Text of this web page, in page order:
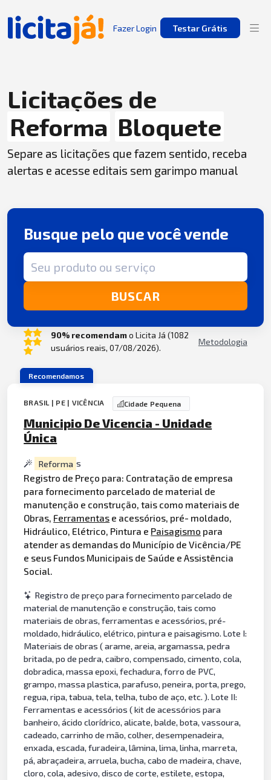
Fazer Login Testar Grátis
Licitações de
Reforma Bloquete
Separe as licitações que fazem sentido, receba
alertas e acesse editais sem garimpo manual
Busque pelo que você vende
Termo de busca
BUSCAR
90% recomendamo Licita Já (1082
usuários reais, 07/08/2026).
Metodologia
Recomendamos
BRASIL | PE | VICÊNCIA Cidade Pequena
Municipio De Vicencia - Unidade
Única
Reforma s
Registro de Preço para: Contratação de empresa
para fornecimento parcelado de material de
manutenção e construção, tais como materiais de
Obras, Ferramentas e acessórios, pré- moldado,
Hidráulico, Elétrico, Pintura e Paisagismo para
atender as demandas do Município de Vicência/PE
e seus Fundos Municipais de Saúde e Assistência
Social.
Registro de preço para fornecimento parcelado de
material de manutenção e construção, tais como
materiais de obras, ferramentas e acessórios, pré-
moldado, hidráulico, elétrico, pintura e paisagismo. Lote I:
Materiais de obras ( arame, areia, argamassa, pedra
britada, po de pedra, caibro, compensado, cimento, cola,
dobradica, massa epoxi, fechadura, forro de PVC,
grampo, massa plastica, parafuso, peneira, porta, prego,
regua, ripa, tabua, tela, telha, tubo de aço, etc. ). Lote II:
Ferramentas e acessórios ( kit de acessórios para
banheiro, ácido clorídrico, alicate, balde, bota, vassoura,
cadeado, carrinho de mão, colher, desempenadeira,
enxada, escada, furadeira, lâmina, lima, linha, marreta,
pá, abraçadeira, arruela, bucha, cabo de madeira, chave,
cloro, cola, adesivo, disco de corte, estilete, estopa,